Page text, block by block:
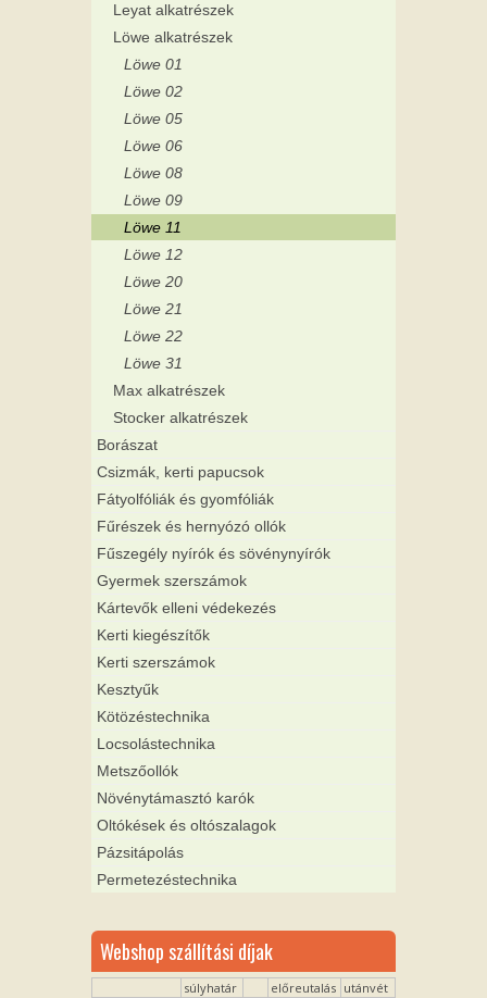
Leyat alkatrészek
Löwe alkatrészek
Löwe 01
Löwe 02
Löwe 05
Löwe 06
Löwe 08
Löwe 09
Löwe 11
Löwe 12
Löwe 20
Löwe 21
Löwe 22
Löwe 31
Max alkatrészek
Stocker alkatrészek
Borászat
Csizmák, kerti papucsok
Fátyolfóliák és gyomfóliák
Fűrészek és hernyózó ollók
Fűszegély nyírók és sövénynyírók
Gyermek szerszámok
Kártevők elleni védekezés
Kerti kiegészítők
Kerti szerszámok
Kesztyűk
Kötözéstechnika
Locsolástechnika
Metszőollók
Növénytámasztó karók
Oltókések és oltószalagok
Pázsitápolás
Permetezéstechnika
Webshop szállítási díjak
súlyhatár előreutalás utánvét